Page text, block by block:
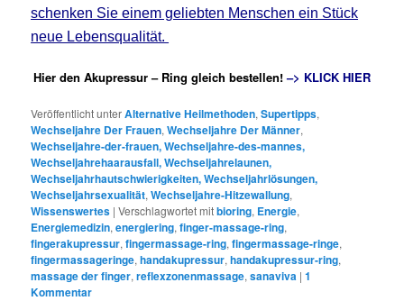
schenken Sie einem geliebten Menschen ein Stück
neue Lebensqualität.
Hier den Akupressur – Ring gleich bestellen! –> KLICK HIER
Veröffentlicht unterAlternative Heilmethoden,Supertipps,
Wechseljahre Der Frauen,Wechseljahre Der Männer,
Wechseljahre-der-frauen, Wechseljahre-des-mannes,
Wechseljahrehaarausfall, Wechseljahrelaunen,
Wechseljahrhautschwierigkeiten, Wechseljahrlösungen,
Wechseljahrsexualität,Wechseljahre-Hitzewallung,
Wissenswertes |Verschlagwortet mitbioring, Energie,
Energiemedizin,energiering,finger-massage-ring,
fingerakupressur,fingermassage-ring,fingermassage-ringe,
fingermassageringe,handakupressur,handakupressur-ring,
massage der finger,reflexzonenmassage,sanaviva |1
Kommentar